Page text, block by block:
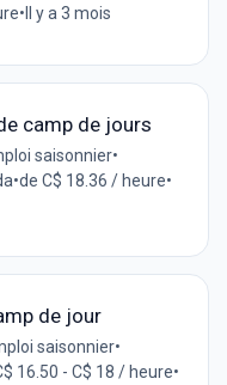
• Il y a 3 mois
camp de jours
saisonnier•
•de C$ 18.36 / heure•
de jour
saisonnier•
16.50 - C$ 18 / heure•